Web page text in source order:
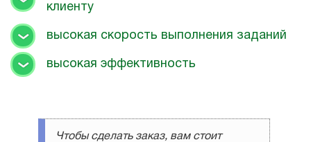
клиенту
высокая скорость выполнения заданий
высокая эффективность
Чтобы сделать заказ, вам стоит